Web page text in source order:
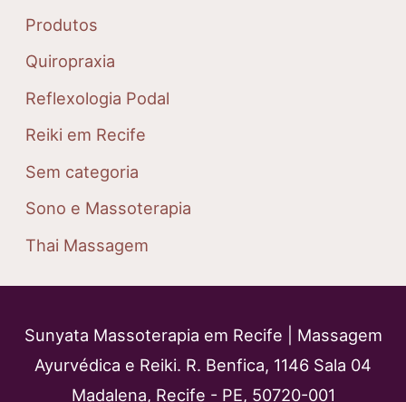
Produtos
Quiropraxia
Reflexologia Podal
Reiki em Recife
Sem categoria
Sono e Massoterapia
Thai Massagem
Sunyata Massoterapia em Recife | Massagem
Ayurvédica e Reiki. R. Benfica, 1146 Sala 04
Madalena, Recife - PE, 50720-001